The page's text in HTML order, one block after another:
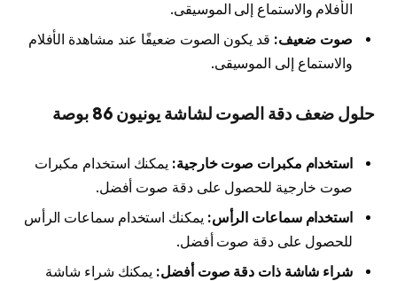
الأفلام والاستماع إلى الموسيقى.
صوت ضعيف: قد يكون الصوت ضعيفًا عند مشاهدة الأفلام
والاستماع إلى الموسيقى.
حلول ضعف دقة الصوت لشاشة يونيون 86 بوصة
استخدام مكبرات صوت خارجية: يمكنك استخدام مكبرات
صوت خارجية للحصول على دقة صوت أفضل.
استخدام سماعات الرأس: يمكنك استخدام سماعات الرأس
للحصول على دقة صوت أفضل.
شراء شاشة ذات دقة صوت أفضل: يمكنك شراء شاشة